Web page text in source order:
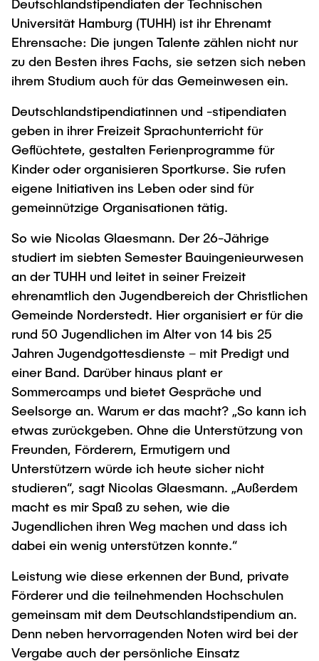
"Biobased Processes and Reactor
Technologies"
Research and institutes
Joint School of Multidisciplinary Studies
Institutes
Overview
Deutschlandstipendiaten der Technischen
Universität Hamburg (TUHH) ist ihr Ehrenamt
Ehrensache: Die jungen Talente zählen nicht nur
zu den Besten ihres Fachs, sie setzen sich neben
ihrem Studium auch für das Gemeinwesen ein.
Deutschlandstipendiatinnen und -stipendiaten
geben in ihrer Freizeit Sprachunterricht für
Geflüchtete, gestalten Ferienprogramme für
Kinder oder organisieren Sportkurse. Sie rufen
eigene Initiativen ins Leben oder sind für
gemeinnützige Organisationen tätig.
So wie Nicolas Glaesmann. Der 26-Jährige
studiert im siebten Semester Bauingenieurwesen
an der TUHH und leitet in seiner Freizeit
ehrenamtlich den Jugendbereich der Christlichen
Gemeinde Norderstedt. Hier organisiert er für die
rund 50 Jugendlichen im Alter von 14 bis 25
Jahren Jugendgottesdienste – mit Predigt und
einer Band. Darüber hinaus plant er
Sommercamps und bietet Gespräche und
Seelsorge an. Warum er das macht? „So kann ich
etwas zurückgeben. Ohne die Unterstützung von
Freunden, Förderern, Ermutigern und
Unterstützern würde ich heute sicher nicht
studieren“, sagt Nicolas Glaesmann. „Außerdem
macht es mir Spaß zu sehen, wie die
Jugendlichen ihren Weg machen und dass ich
dabei ein wenig unterstützen konnte.“
Leistung wie diese erkennen der Bund, private
Förderer und die teilnehmenden Hochschulen
gemeinsam mit dem Deutschlandstipendium an.
Denn neben hervorragenden Noten wird bei der
Vergabe auch der persönliche Einsatz